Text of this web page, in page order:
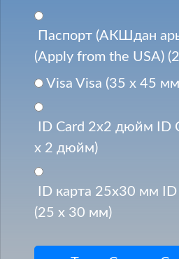
Паспорт (АКШдан
(Apply from the USA)
Visa Visa (35 x 45
ID Card 2x2 дюйм ID
x 2 дюйм)
ID карта 25x30 мм
(25 x 30 мм)